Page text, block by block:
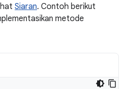
Siaran. Contoh berikut
metode